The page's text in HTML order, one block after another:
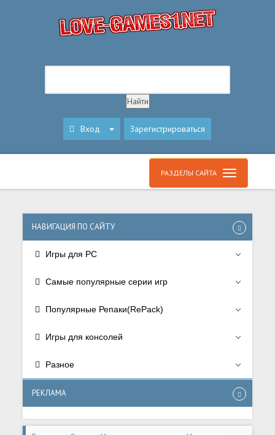
Вход Зарегистрироваться
РАЗДЕЛЫ САЙТА
НАВИГАЦИЯ ПО САЙТУ
Игры для PC
Самые популярные серии игр
Популярные Репаки(RePack)
Игры для консолей
Разное
РЕКЛАМА